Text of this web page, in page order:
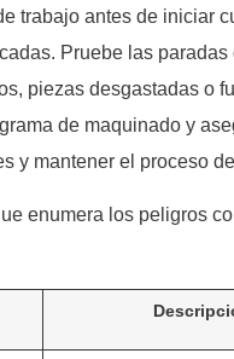
trabajo antes de iniciar
Pruebe las
piezas desgastadas o
de maquinado y
y mantener el proceso
enumera los peligros